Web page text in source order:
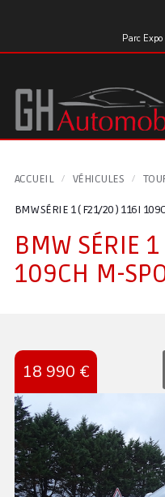
Parc
ACCUEIL VÉHICULES
BMW SÉRIE 1 ( F21/20 ) 116I
BMW SÉRIE
109CH M-
18 990 €
Panneau de gestion des